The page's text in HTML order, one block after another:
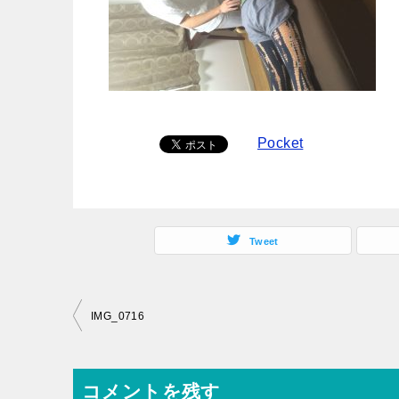
Pocket
Tweet
投
ナ
IMG_0716
コメントを残す